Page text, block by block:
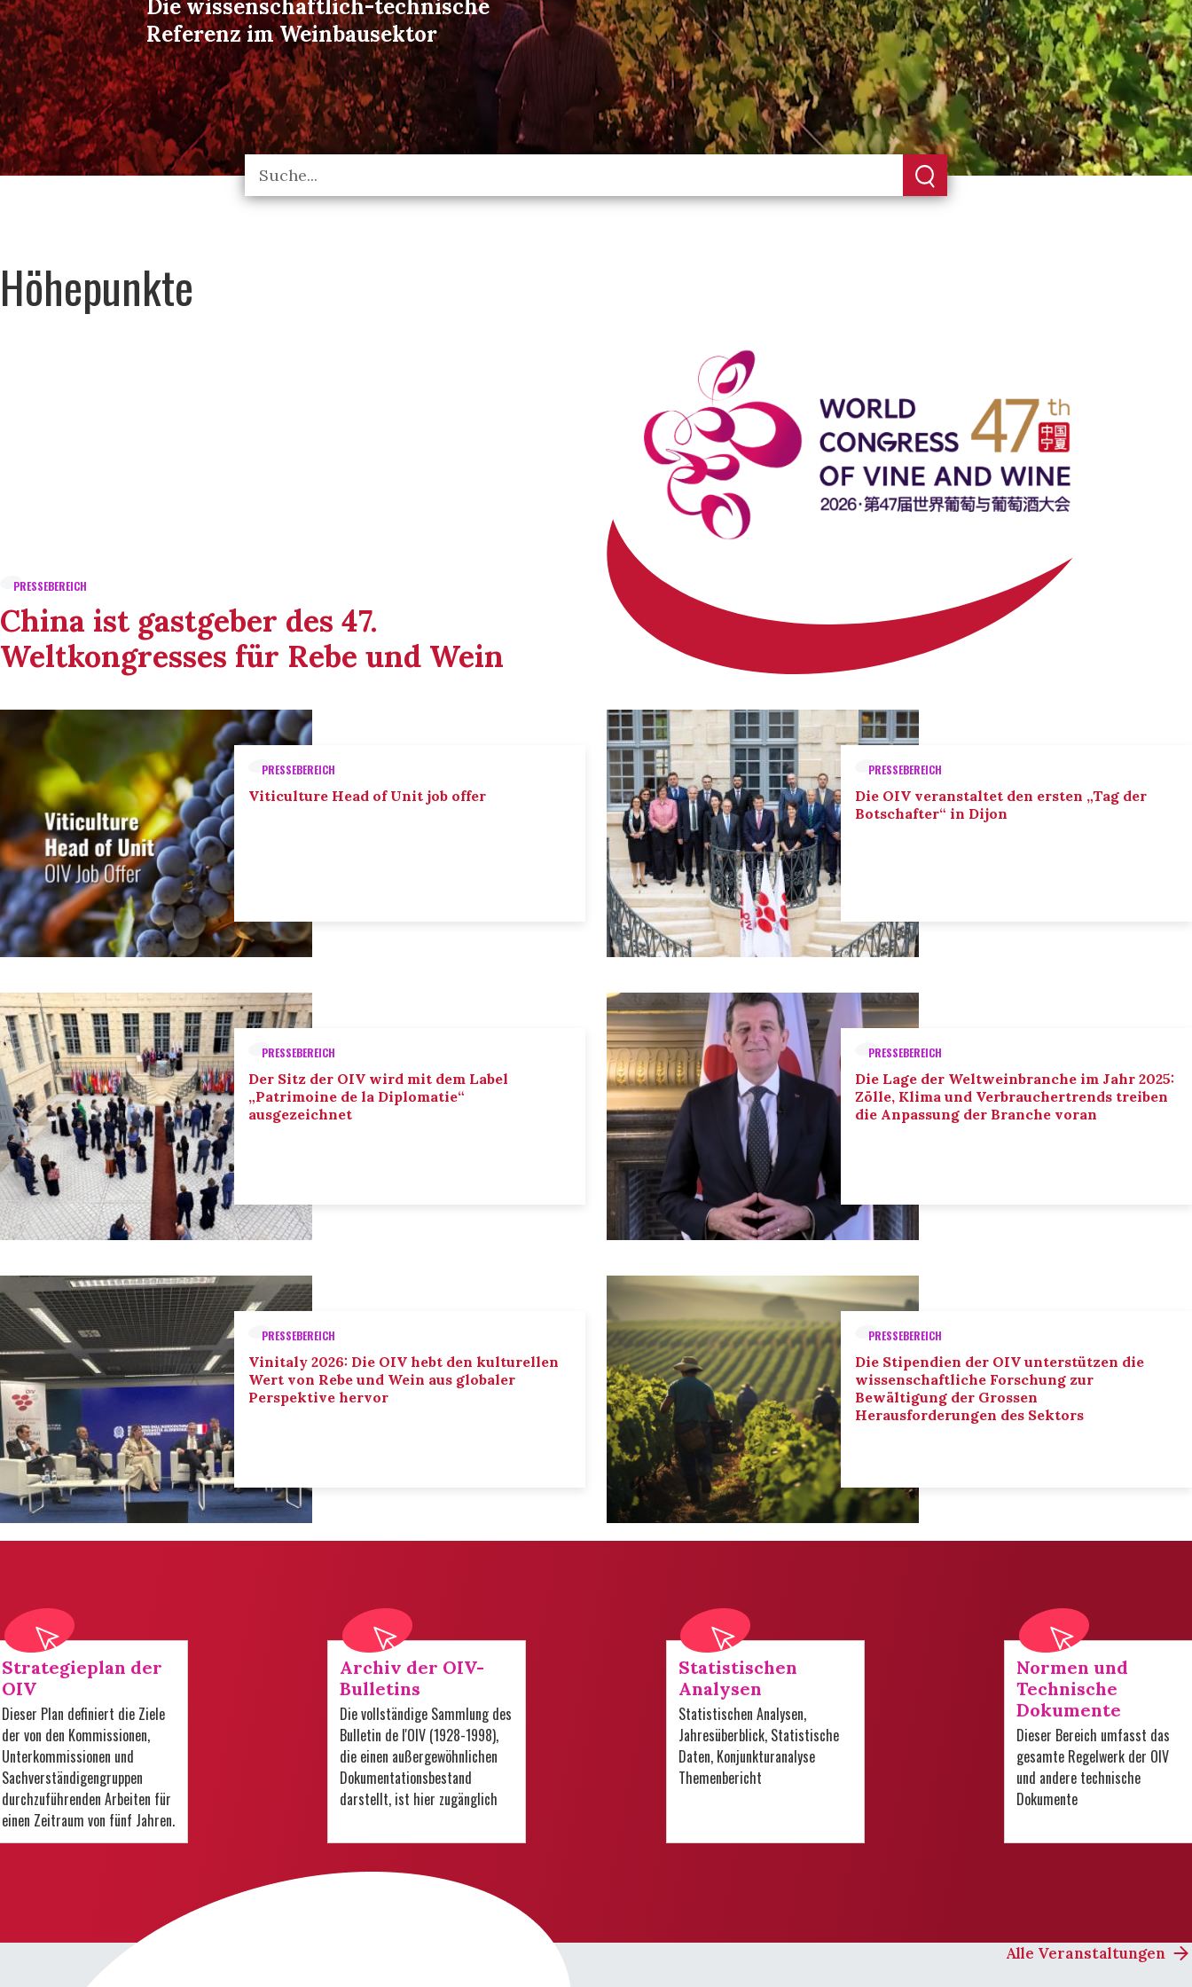
Die wissenschaftlich-technische
Referenz im Weinbausektor
Höhepunkte
PRESSEBEREICH
China ist gastgeber des 47.
Weltkongresses für Rebe und Wein
PRESSEBEREICH
Viticulture Head of Unit job offer
PRESSEBEREICH
Die OIV veranstaltet den ersten „Tag der
Botschafter“ in Dijon
PRESSEBEREICH
Der Sitz der OIV wird mit dem Label
„Patrimoine de la Diplomatie“
ausgezeichnet
PRESSEBEREICH
Die Lage der Weltweinbranche im Jahr 2025:
Zölle, Klima und Verbrauchertrends treiben
die Anpassung der Branche voran
PRESSEBEREICH
Vinitaly 2026: Die OIV hebt den kulturellen
Wert von Rebe und Wein aus globaler
Perspektive hervor
PRESSEBEREICH
Die Stipendien der OIV unterstützen die
wissenschaftliche Forschung zur
Bewältigung der Grossen
Herausforderungen des Sektors
Strategieplan der
OIV
Dieser Plan definiert die Ziele
der von den Kommissionen,
Unterkommissionen und
Sachverständigengruppen
durchzuführenden Arbeiten für
einen Zeitraum von fünf Jahren.
Archiv der OIV-
Bulletins
Die vollständige Sammlung des
Bulletin de l'OIV (1928-1998),
die einen außergewöhnlichen
Dokumentationsbestand
darstellt, ist hier zugänglich
Statistischen
Analysen
Statistischen Analysen,
Jahresüberblick, Statistische
Daten, Konjunkturanalyse
Themenbericht
Normen und
Technische
Dokumente
Dieser Bereich umfasst das
gesamte Regelwerk der OIV
und andere technische
Dokumente
Alle Veranstaltungen